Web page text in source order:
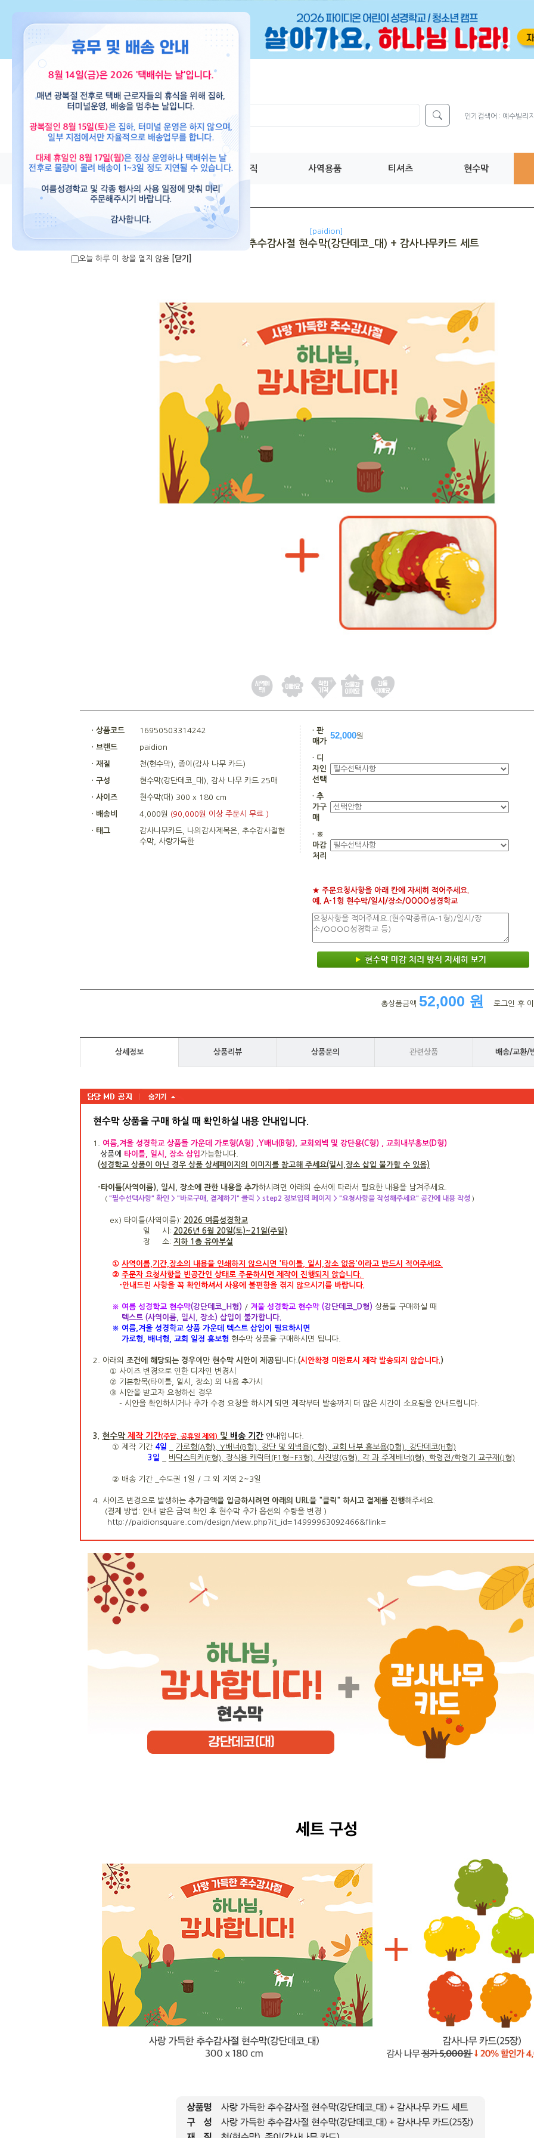
인기검색어 : 예수빌리
교재 도서 뮤직 사역용품 티셔츠 현수막
[paidion]
사랑 가득한 추수감사절 현수막(강단데코_대) + 감사나무카드 세트
· 상품코드 16950503314242
· 브랜드 paidion
· 재질 천(현수막), 종이(감사 나무 카드)
· 구성 현수막(강단데코_대), 감사 나무 카드 25매
· 사이즈 현수막(대) 300 x 180 cm
· 배송비 4,000원 (90,000원 이상 주문시 무료 )
· 태그
감사나무카드, 나의감사제목은, 추수감사절현
수막, 사랑가득한
· 판
매가
52,000원
· 디
자인
선택
· 추
가구
매
· ※
마감
처리
★ 주문요청사항을 아래 칸에 자세히 적어주세요.
예. A-1형 현수막/일시/장소/OOOO성경학교
총상품금액 52,000 원 로그인 후 이
상세정보 상품리뷰 상품문의 관련상품 배송/교환/
현수막 상품을 구매 하실 때 확인하실 내용 안내입니다
1. 여름,겨울 성경학교 상품들 가운데 가로형(A형) ,Y배너(B형), 교회외벽 및 강단용(C형) , 교회내부홍보(D형)
상품에 타이틀, 일시, 장소 삽입가능합니다.
(성경학교 상품이 아닌 경우 상품 상세페이지의 이미지를 참고해 주세요(일시,장소 삽입 불가할 수 있음)
-타이틀(사역이름), 일시, 장소에 관한 내용을 추가하시려면 아래의 순서에 따라서 필요한 내용을 남겨주세요.
( "필수선택사항" 확인 > "바로구매, 결제하기" 클릭 > step2 정보입력 페이지 > "요청사항을 작성해주세요" 공간에 내용 작성 )
ex) 타이틀(사역이름): 2026 여름성경학교
일 시: 2026년 6월 20일(토)~21일(주일)
장 소: 지하 1층 유아부실
① 사역이름,기간,장소의 내용을 인쇄하지 않으시면 '타이틀 일시,장소 없음'이라고 반드시 적어주세요.
② 주문자 요청사항을 빈공간인 상태로 주문하시면 제작이 진행되지 않습니다.
-안내드린 사항을 꼭 확인하셔서 사용에 불편함을 겪지 않으시기를 바랍니다.
※ 여름 성경학교 현수막(강단데코_H형) / 겨울 성경학교 현수막 (강단데코_D형) 상품들 구매하실 때
텍스트 (사역이름, 일시, 장소) 삽입이 불가합니다.
※ 여름,겨울 성경학교 상품 가운데 텍스트 삽입이 필요하시면
가로형, 배너형, 교회 일정 홍보형 현수막 상품을 구매하시면 됩니다.
2. 아래의 조건에 해당되는 경우에만 현수막 시안이 제공됩니다. (시안확정 미완료시 제작 발송되지 않습니다. )
① 사이즈 변경으로 인한 디자인 변경시
② 기본항목(타이틀, 일시, 장소) 외 내용 추가시
③ 시안을 받고자 요청하신 경우
- 시안을 확인하시거나 추가 수정 요청을 하시게 되면 제작부터 발송까지 더 많은 시간이 소요됨을 안내드립니
3. 현수막 제작 기간(주말, 공휴일 제외) 및 배송 기간 안내 입니다.
① 제작 기간 4일
가로형(A형), Y배너(B형), 강단 및 외벽용(C형), 교회 내부 홍보용(D형), 강단데코(H형)
3일
바닥스티커(E형), 장식용 캐릭터(F1형~F3형), 사진방(G형), 각 과 주제배너(I형), 학령전/학령기 교구재(J형)
② 배송 기간 _수도권 1일 / 그 외 지역 2~3일
4. 사이즈 변경으로 발생하는 추가금액을 입금하시려면 아래의 URL을 "클릭" 하시고 결제를 진행해주세요.
(결제 방법: 안내 받은 금액 확인 후 현수막 추가 옵션의 수량을 변경 )
http://paidionsquare.com/design/view.php?it_id=14999963092466&flink=
오늘 하루 이 창을 열지 않음 [닫기]